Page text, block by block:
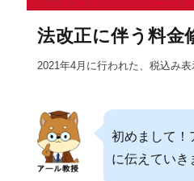
法改正に伴う料金
2021年4月に行われた、税込み
初めまして！
に伝えていき